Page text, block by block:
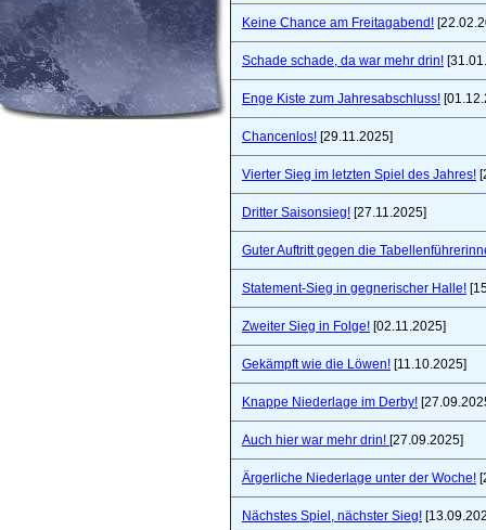
Keine Chance am Freitagabend!
Schade schade, da war mehr drin!
Enge Kiste zum Jahresabschluss!
Chancenlos! [29.11.2025]
Vierter Sieg im letzten Spiel des Jahres!
Dritter Saisonsieg! [27.11.2025]
Guter Auftritt gegen die
Statement-Sieg in gegnerischer Halle!
Zweiter Sieg in Folge! [02.11.2025]
Gekämpft wie die Löwen! [11.10.2025]
Knappe Niederlage im Derby!
Auch hier war mehr drin! [27.09.2025]
Ärgerliche Niederlage unter der Woche!
Nächstes Spiel, nächster Sieg!